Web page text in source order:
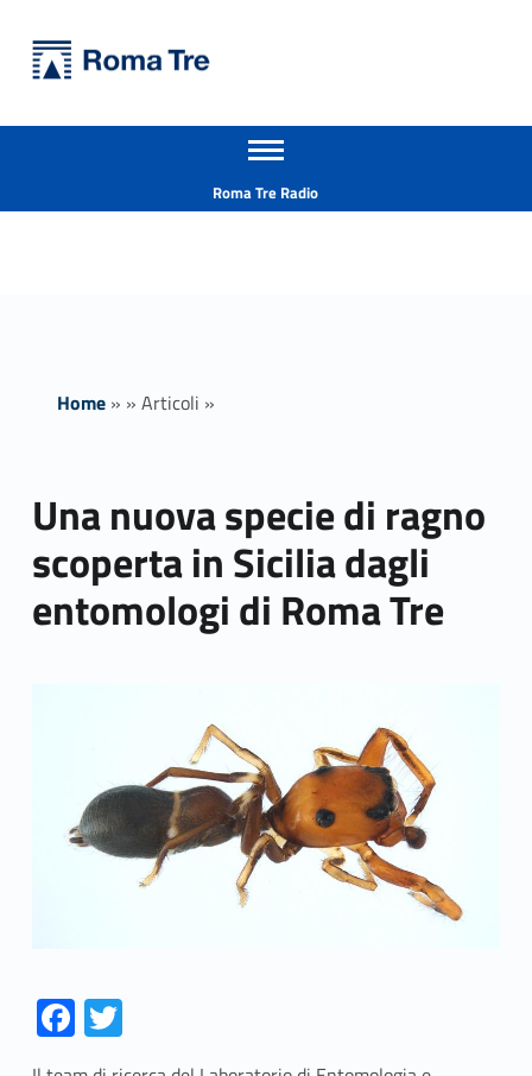
Apri il menu secondario
Roma Tre Radio
Home» » Articoli »
Una nuova specie di ragno
scoperta in Sicilia dagli
entomologi di Roma Tre
Fa
ce
T
w